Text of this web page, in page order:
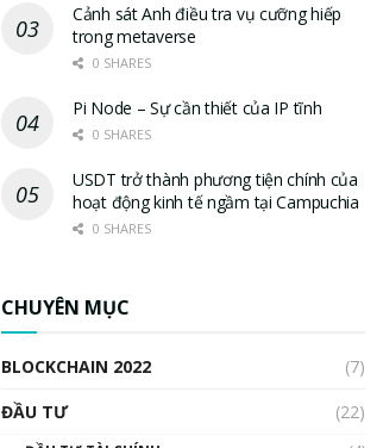
Cảnh sát Anh điều tra vụ cưỡng hiếp
trong metaverse
0 SHARES
Pi Node – Sự cần thiết của IP tĩnh
0 SHARES
USDT trở thành phương tiện chính của
hoạt động kinh tế ngầm tại Campuchia
0 SHARES
CHUYÊN MỤC
BLOCKCHAIN 2022
(7)
ĐẦU TƯ
(22)